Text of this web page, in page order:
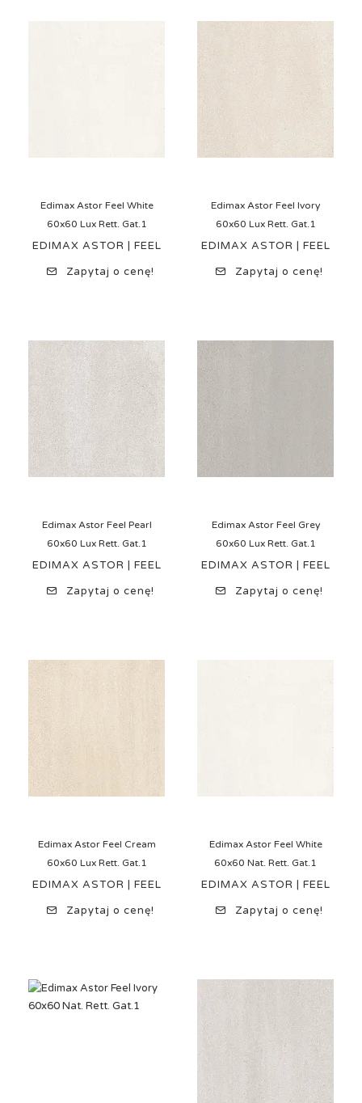
Edimax Astor Feel White
60x60 Lux Rett. Gat.1
EDIMAX ASTOR | FEEL
Zapytaj o cenę!
Edimax Astor Feel Ivory
60x60 Lux Rett. Gat.1
EDIMAX ASTOR | FEEL
Zapytaj o cenę!
Edimax Astor Feel Pearl
60x60 Lux Rett. Gat.1
EDIMAX ASTOR | FEEL
Zapytaj o cenę!
Edimax Astor Feel Grey
60x60 Lux Rett. Gat.1
EDIMAX ASTOR | FEEL
Zapytaj o cenę!
Edimax Astor Feel Cream
60x60 Lux Rett. Gat.1
EDIMAX ASTOR | FEEL
Zapytaj o cenę!
Edimax Astor Feel White
60x60 Nat. Rett. Gat.1
EDIMAX ASTOR | FEEL
Zapytaj o cenę!